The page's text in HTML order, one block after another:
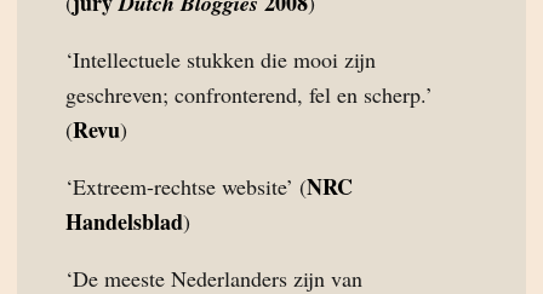
‘Intellectuele stukken die mooi zijn
geschreven; confronterend, fel en scherp.’
(Revu)
‘Extreem-rechtse website’ (NRC
Handelsblad)
‘De meeste Nederlanders zijn van